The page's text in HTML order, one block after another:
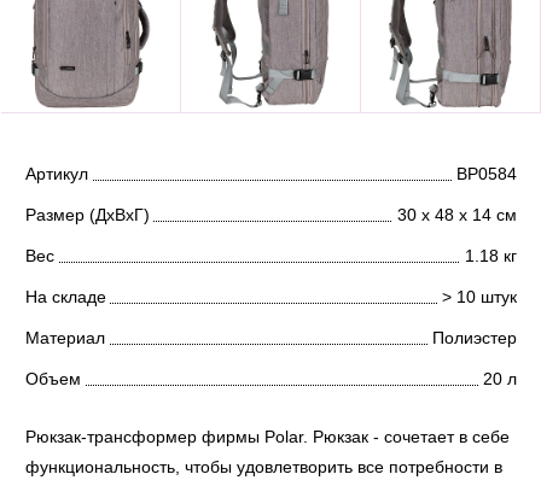
Артикул ВР0584
Размер (ДхВхГ) 30 х 48 х 14 см
Вес 1.18 кг
На складе > 10 штук
Материал Полиэстер
Объем 20 л
Рюкзак-трансформер фирмы Polar. Рюкзак - сочетает в себе
функциональность, чтобы удовлетворить все потребности в